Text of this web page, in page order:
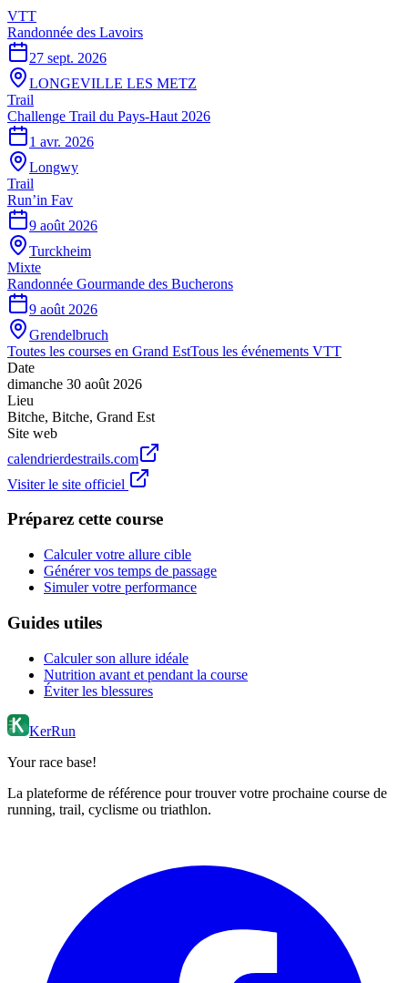
VTT
Randonnée des Lavoirs
27 sept. 2026
LONGEVILLE LES METZ
Trail
Challenge Trail du Pays-Haut 2026
1 avr. 2026
Longwy
Trail
Run’in Fav
9 août 2026
Turckheim
Mixte
Randonnée Gourmande des Bucherons
9 août 2026
Grendelbruch
Toutes les courses en Grand EstTous les événements VTT
Date
dimanche 30 août 2026
Lieu
Bitche, Bitche, Grand Est
Site web
calendrierdestrails.com
Visiter le site officiel
Préparez cette course
Calculer votre allure cible
Générer vos temps de passage
Simuler votre performance
Guides utiles
Calculer son allure idéale
Nutrition avant et pendant la course
Éviter les blessures
KerRun
Your race base!
La plateforme de référence pour trouver votre prochaine course de
running, trail, cyclisme ou triathlon.